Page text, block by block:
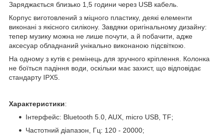
Заряджається близько 1,5 години через USB кабель.
Корпус виготовлений з міцного пластику, деякі елементи
виконані з якісного силікону. Завдяки оригінальному дизайну:
тепер музику можна не лише почути, а й побачити, адже
аксесуар обладнаний унікально виконаною підсвіткою.
На одному з кутів є ремінець для зручного кріплення. Колонка
не боїться падіння води, оскільки має захист, що відповідає
стандарту IPX5.
Характеристики:
Інтерфейс: Bluetooth 5.0, AUX, micro USB, TF;
Частотний діапазон, Гц: 120 - 20000;